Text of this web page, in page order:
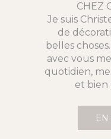
CHEZ
Je suis
de
belles
avec vous
quotidien,
et bien
EN